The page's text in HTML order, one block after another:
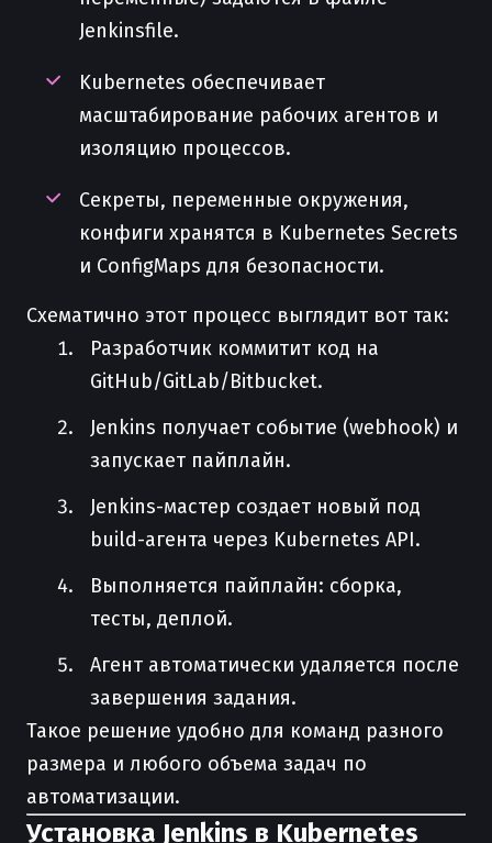
Jenkinsfile.
Kubernetes обеспечивает
масштабирование рабочих агентов и
изоляцию процессов.
Секреты, переменные окружения,
конфиги хранятся в Kubernetes Secrets
и ConfigMaps для безопасности.
Схематично этот процесс выглядит вот так:
Разработчик коммитит код на
GitHub/GitLab/Bitbucket.
Jenkins получает событие (webhook) и
запускает пайплайн.
Jenkins-мастер создает новый под
build-агента через Kubernetes API.
Выполняется пайплайн: сборка,
тесты, деплой.
Агент автоматически удаляется после
завершения задания.
Такое решение удобно для команд разного
размера и любого объема задач по
автоматизации.
Установка Jenkins в Kubernetes